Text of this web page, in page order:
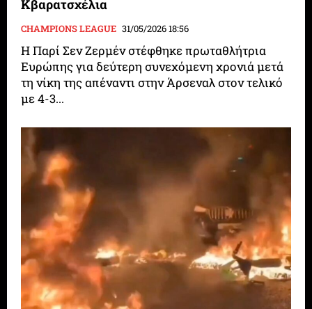
Κβαρατσχέλια
CHAMPIONS LEAGUE 31/05/2026 18:56
Η Παρί Σεν Ζερμέν στέφθηκε πρωταθλήτρια
Ευρώπης για δεύτερη συνεχόμενη χρονιά μετά
τη νίκη της απέναντι στην Άρσεναλ στον τελικό
με 4-3...